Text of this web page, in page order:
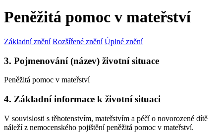
Peněžitá pomoc v mateřství
Základní znění Rozšířené znění Úplné znění
3. Pojmenování (název) životní situace
Peněžitá pomoc v mateřství
4. Základní informace k životní situaci
V souvislosti s těhotenstvím, mateřstvím a péčí o novorozené dítě
náleží z nemocenského pojištění peněžitá pomoc v mateřství.